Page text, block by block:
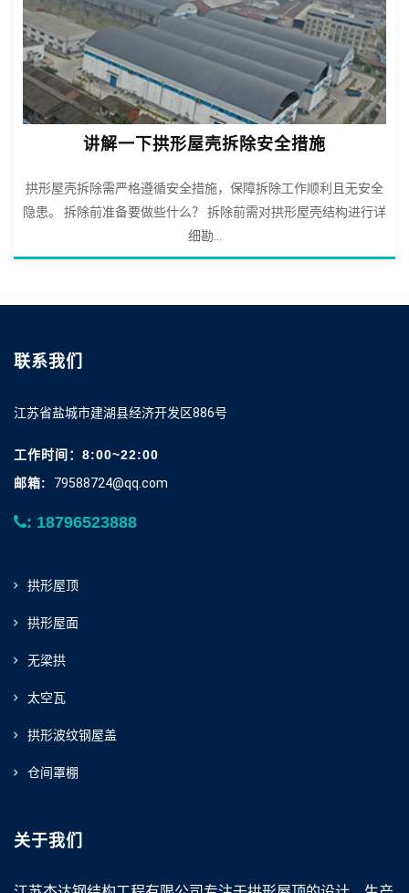
讲解一下拱形屋壳拆除安全措施
拱形屋壳拆除需严格遵循安全措施，保障拆除工作顺利且无安全
隐患。 拆除前准备要做些什么？ 拆除前需对拱形屋壳结构进行详
细勘...
联系我们
江苏省盐城市建湖县经济开发区886号
工作时间：8:00~22:00
邮箱:
79588724@qq.com
: 18796523888
拱形屋顶
拱形屋面
无梁拱
太空瓦
拱形波纹钢屋盖
仓间罩棚
关于我们